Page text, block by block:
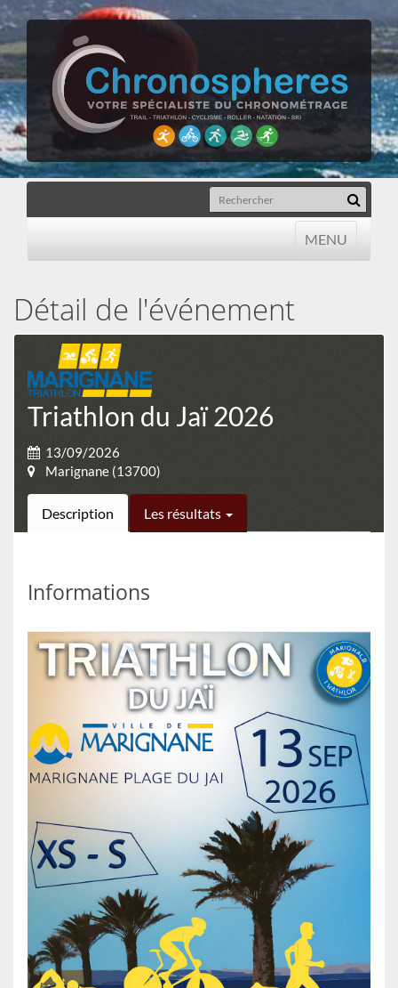
MENU
MENU
Détail de l'événement
Triathlon du Jaï 2026
13/09/2026
Marignane (13700)
Description Les résultats
Informations